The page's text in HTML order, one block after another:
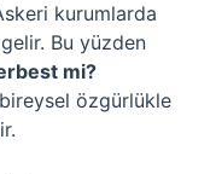
kurumlarda
Bu yüzden
mi?
özgürlükle